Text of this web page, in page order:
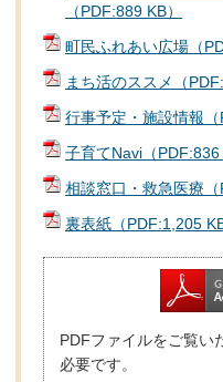
（PDF:889 KB）
町民ふれあい広場（
まち活のススメ（
行事予定・施設情報（
子育てNavi（PDF:836
相談窓口・救急医療（
裏表紙（PDF:1,205 KB
PDFファイルをご覧い
必要です。